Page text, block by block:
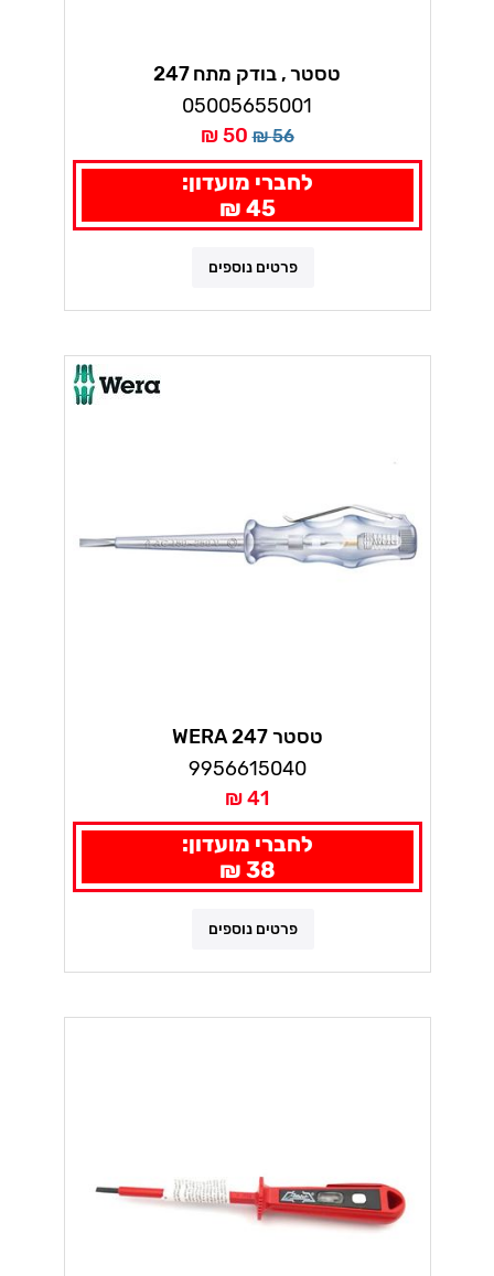
טסטר , בודק מתח 247
במידות:0.5X3.0X70 וורה05005655001
56 ₪
50 ₪
לחברי מועדון:
45 ₪
פרטים נוספים
טסטר WERA 247
9956615040
41 ₪
לחברי מועדון:
38 ₪
פרטים נוספים